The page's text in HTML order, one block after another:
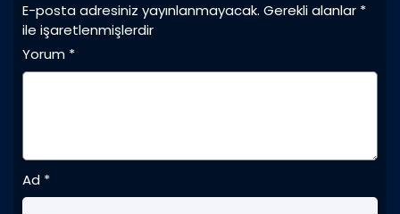
E-posta adresiniz yayınlanmayacak. Gerekli alanlar *
ile işaretlenmişlerdir
Yorum *
Ad *